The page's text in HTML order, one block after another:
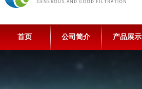
首页 公司简介 产品展示